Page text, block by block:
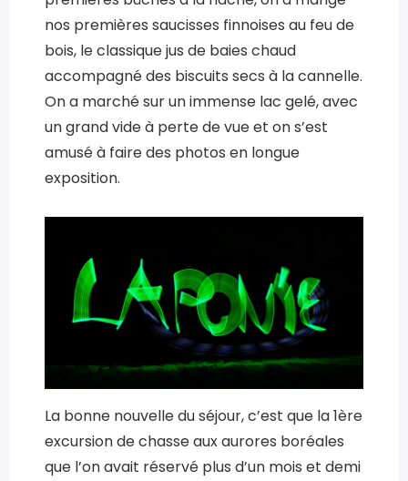
nos premières saucisses finnoises au feu de
bois, le classique jus de baies chaud
accompagné des biscuits secs à la cannelle.
On a marché sur un immense lac gelé, avec
un grand vide à perte de vue et on s’est
amusé à faire des photos en longue
exposition.
La bonne nouvelle du séjour, c’est que la 1ère
excursion de chasse aux aurores boréales
que l’on avait réservé plus d’un mois et demi